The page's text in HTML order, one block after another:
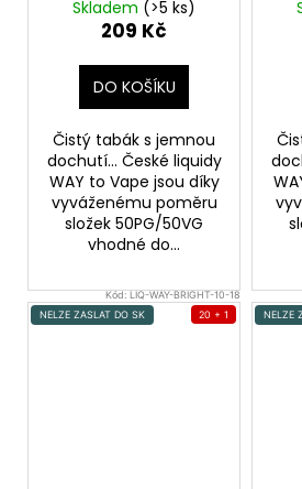
Skladem (>5 ks)
209 Kč
DO KOŠÍKU
Čistý tabák s jemnou
dochutí... České liquidy
WAY to Vape jsou díky
vyváženému poměru
složek 50PG/50VG
vhodné do...
Kód:LIQ-WAY-BRIGHT-10-18
NELZE ZASLAT DO SK
20 + 1
NELZE